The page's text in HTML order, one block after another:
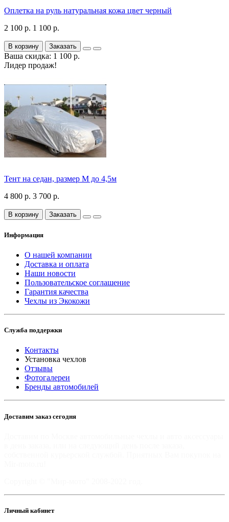
Оплетка на руль натуральная кожа цвет черный
2 100 р. 1 100 р.
В корзину Заказать
Ваша скидка: 1 100 р.
Лидер продаж!
Тент на седан, размер М до 4,5м
4 800 р. 3 700 р.
В корзину Заказать
Информация
О нашей компании
Доставка и оплата
Наши новости
Пользовательское соглашение
Гарантия качества
Чехлы из Экокожи
Служба поддержки
Контакты
Установка чехлов
Отзывы
Фотогалереи
Бренды автомобилей
Доставим заказ сегодня
Личный кабинет